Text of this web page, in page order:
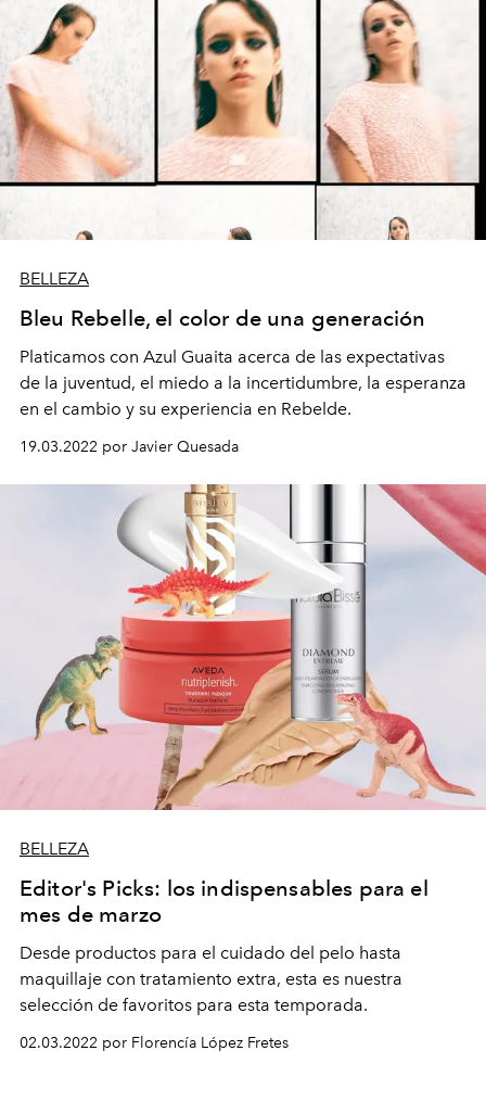
BELLEZA
Bleu Rebelle, el color de una generación
Platicamos con Azul Guaita acerca de las expectativas
de la juventud, el miedo a la incertidumbre, la esperanza
en el cambio y su experiencia en Rebelde.
19.03.2022 por Javier Quesada
BELLEZA
Editor's Picks: los indispensables para el
mes de marzo
Desde productos para el cuidado del pelo hasta
maquillaje con tratamiento extra, esta es nuestra
selección de favoritos para esta temporada.
02.03.2022 por Florencía López Fretes